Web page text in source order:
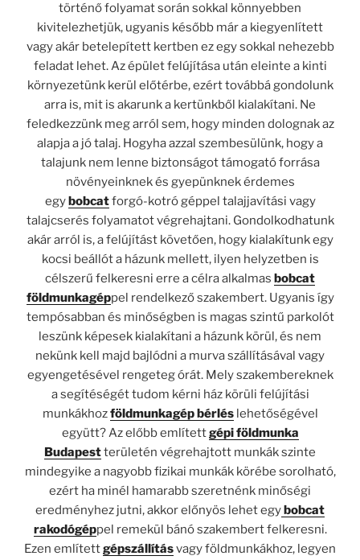
történő folyamat során sokkal könnyebben
kivitelezhetjük, ugyanis később már a kiegyenlített
vagy akár betelepített kertben ez egy sokkal nehezebb
feladat lehet. Az épület felújítása után eleinte a kinti
környezetünk kerül előtérbe, ezért továbbá gondolunk
arra is, mit is akarunk a kertünkből kialakítani. Ne
feledkezzünk meg arról sem, hogy minden dolognak az
alapja a jó talaj. Hogyha azzal szembesülünk, hogy a
talajunk nem lenne biztonságot támogató forrása
növényeinknek és gyepünknek érdemes
egybobcatforgó-kotró géppel talajjavítási vagy
talajcserés folyamatot végrehajtani. Gondolkodhatunk
akár arról is, a felújítást követően, hogy kialakítunk egy
kocsi beállót a házunk mellett, ilyen helyzetben is
célszerű felkeresni erre a célra alkalmas bobcat
földmunkagéppel rendelkező szakembert. Ugyanis így
tempósabban és minőségben is magas szintű parkolót
leszünk képesek kialakítani a házunk körül, és nem
nekünk kell majd bajlódni a murva szállításával vagy
egyengetésével rengeteg órát. Mely szakembereknek
a segítéségét tudom kérni ház körüli felújítási
munkákhozföldmunkagép bérléslehetőségével
együtt? Az előbb említettgépi földmunka
Budapestterületén végrehajtott munkák szinte
mindegyike a nagyobb fizikai munkák körébe sorolható,
ezért ha minél hamarabb szeretnénk minőségi
eredményhez jutni, akkor előnyös lehet egybobcat
rakodógéppel remekül bánó szakembert felkeresni.
Ezen említettgépszállításvagy földmunkákhoz, legyen